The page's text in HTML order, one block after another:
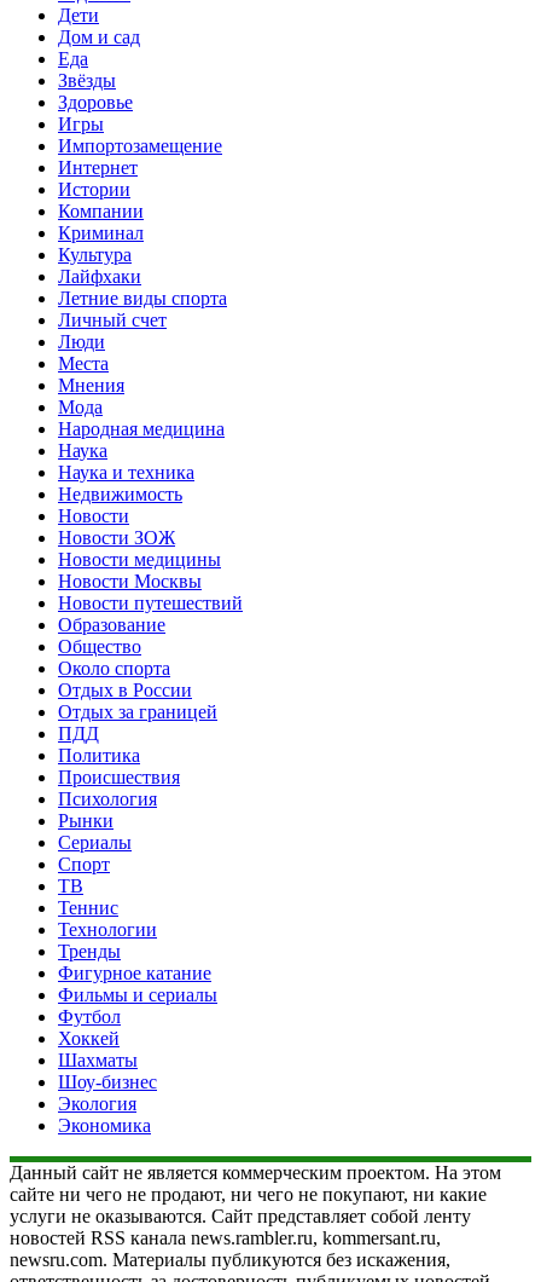
Дети
Дом и сад
Еда
Звёзды
Здоровье
Игры
Импортозамещение
Интернет
Истории
Компании
Криминал
Культура
Лайфхаки
Летние виды спорта
Личный счет
Люди
Места
Мнения
Мода
Народная медицина
Наука
Наука и техника
Недвижимость
Новости
Новости ЗОЖ
Новости медицины
Новости Москвы
Новости путешествий
Образование
Общество
Около спорта
Отдых в России
Отдых за границей
ПДД
Политика
Происшествия
Психология
Рынки
Сериалы
Спорт
ТВ
Теннис
Технологии
Тренды
Фигурное катание
Фильмы и сериалы
Футбол
Хоккей
Шахматы
Шоу-бизнес
Экология
Экономика
Данный сайт не является коммерческим проектом. На этом
сайте ни чего не продают, ни чего не покупают, ни какие
услуги не оказываются. Сайт представляет собой ленту
новостей RSS канала news.rambler.ru, kommersant.ru,
newsru.com. Материалы публикуются без искажения,